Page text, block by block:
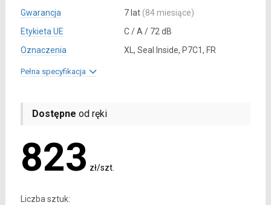
Gwarancja
7 lat (84 miesiące)
Etykieta UE
C / A / 72 dB
Oznaczenia
XL, Seal Inside, P7C1, FR
Pełna specyfikacja
Dostępne od ręki
823 zł/szt.
Liczba sztuk: